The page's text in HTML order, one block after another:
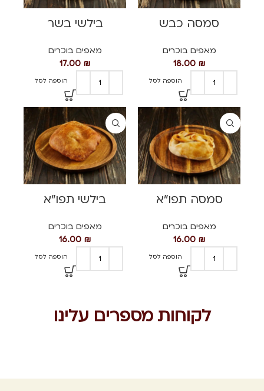
סמסה כבש
מאפים בוכרים
18.00 ₪
הוספה לסל
בילשי בשר
מאפים בוכרים
17.00 ₪
הוספה לסל
סמסה תפו"א
מאפים בוכרים
16.00 ₪
הוספה לסל
בילשי תפו"א
מאפים בוכרים
16.00 ₪
הוספה לסל
לקוחות מספרים עלינו